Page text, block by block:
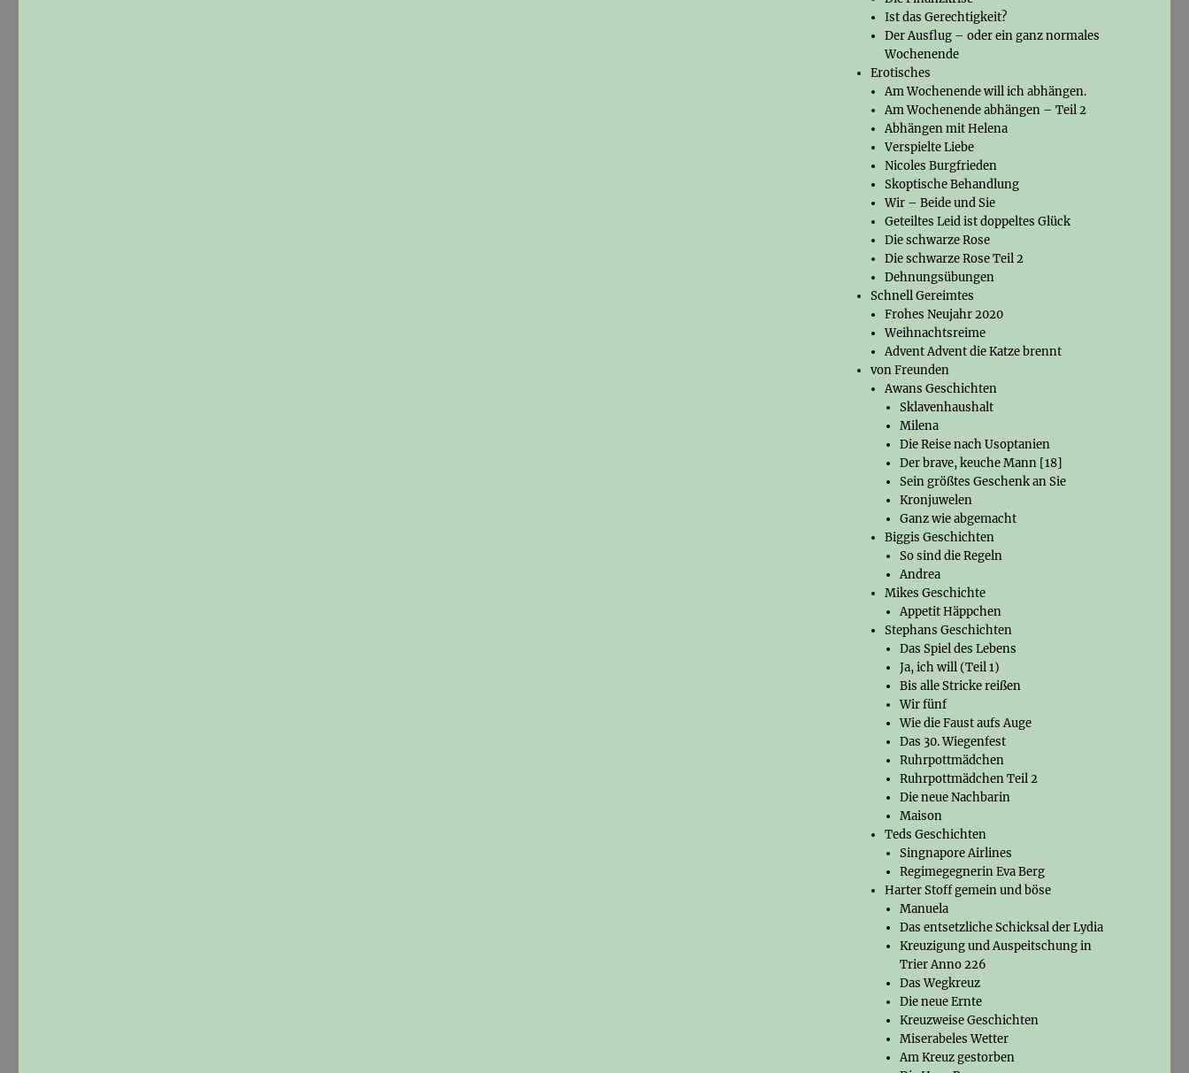
Ist das Gerechtigkeit?
Der Ausflug – oder ein ganz normales
Wochenende
Erotisches
Am Wochenende will ich abhängen.
Am Wochenende abhängen – Teil 2
Abhängen mit Helena
Verspielte Liebe
Nicoles Burgfrieden
Skoptische Behandlung
Wir – Beide und Sie
Geteiltes Leid ist doppeltes Glück
Die schwarze Rose
Die schwarze Rose Teil 2
Dehnungsübungen
Schnell Gereimtes
Frohes Neujahr 2020
Weihnachtsreime
Advent Advent die Katze brennt
von Freunden
Awans Geschichten
Sklavenhaushalt
Milena
Die Reise nach Usoptanien
Der brave, keuche Mann [18]
Sein größtes Geschenk an Sie
Kronjuwelen
Ganz wie abgemacht
Biggis Geschichten
So sind die Regeln
Andrea
Mikes Geschichte
Appetit Häppchen
Stephans Geschichten
Das Spiel des Lebens
Ja, ich will (Teil 1)
Bis alle Stricke reißen
Wir fünf
Wie die Faust aufs Auge
Das 30. Wiegenfest
Ruhrpottmädchen
Ruhrpottmädchen Teil 2
Die neue Nachbarin
Maison
Teds Geschichten
Singnapore Airlines
Regimegegnerin Eva Berg
Harter Stoff gemein und böse
Manuela
Das entsetzliche Schicksal der Lydia
Kreuzigung und Auspeitschung in
Trier Anno 226
Das Wegkreuz
Die neue Ernte
Kreuzweise Geschichten
Miserabeles Wetter
Am Kreuz gestorben